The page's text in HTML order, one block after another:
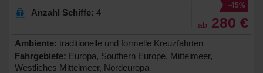
Anzahl Schiffe: 4
-45%
ab 280 €
Ambiente: traditionelle und formelle Kreuzfahrten
Fahrgebiete: Europa, Southern Europe, Mittelmeer,
Westliches Mittelmeer, Nordeuropa